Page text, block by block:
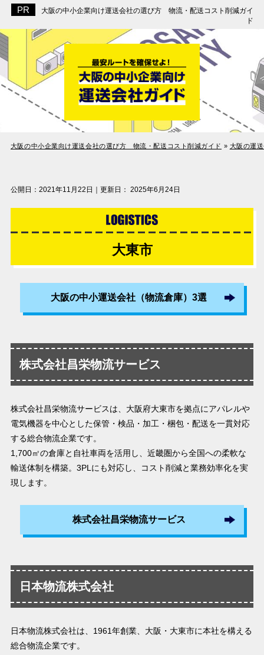
大阪の中小企業向け運送会社の選び方 物流・配送コスト削減ガイ
ド
大阪の中小企業向け運送会社の選び方 物流・配送コスト削減ガイド » 大阪の運
公開日： 2021年11月22日 ｜更新日： 2025年6月24日
大東市
大阪の中小運送会社（物流倉庫）3選
株式会社昌栄物流サービス
株式会社昌栄物流サービスは、大阪府大東市を拠点にアパレルや
電気機器を中心とした保管・検品・加工・梱包・配送を一貫対応
する総合物流企業です。
1,700㎡の倉庫と自社車両を活用し、近畿圏から全国への柔軟な
輸送体制を構築。3PLにも対応し、コスト削減と業務効率化を実
現します。
株式会社昌栄物流サービス
日本物流株式会社
日本物流株式会社は、1961年創業、大阪・大東市に本社を構える
総合物流企業です。